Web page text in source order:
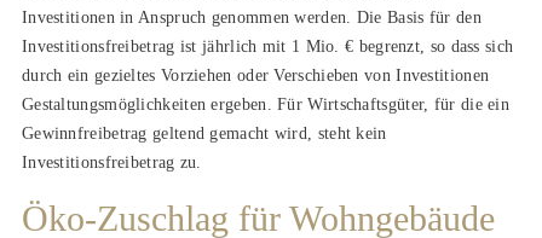
Investitionen in Anspruch genommen werden. Die Basis für den
Investitionsfreibetrag ist jährlich mit 1 Mio. € begrenzt, so dass sich
durch ein gezieltes Vorziehen oder Verschieben von Investitionen
Gestaltungsmöglichkeiten ergeben. Für Wirtschaftsgüter, für die ein
Gewinnfreibetrag geltend gemacht wird, steht kein
Investitionsfreibetrag zu.
Öko-Zuschlag für Wohngebäude